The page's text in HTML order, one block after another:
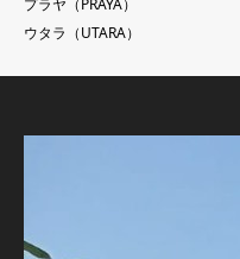
ウタラ（UTARA）